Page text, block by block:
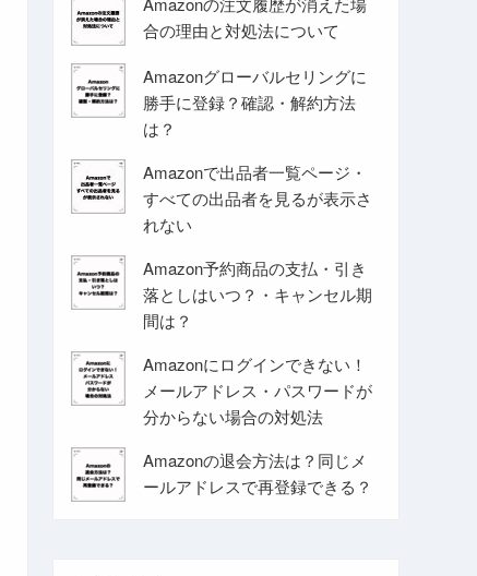
合の理由と対処法について
Amazonグローバルセリングに
勝手に登録？確認・解約方法
は？
Amazonで出品者一覧ページ・
すべての出品者を見るが表示さ
れない
Amazon予約商品の支払・引き
落としはいつ？・キャンセル期
間は？
Amazonにログインできない！
メールアドレス・パスワードが
分からない場合の対処法
Amazonの退会方法は？同じメ
ールアドレスで再登録できる？